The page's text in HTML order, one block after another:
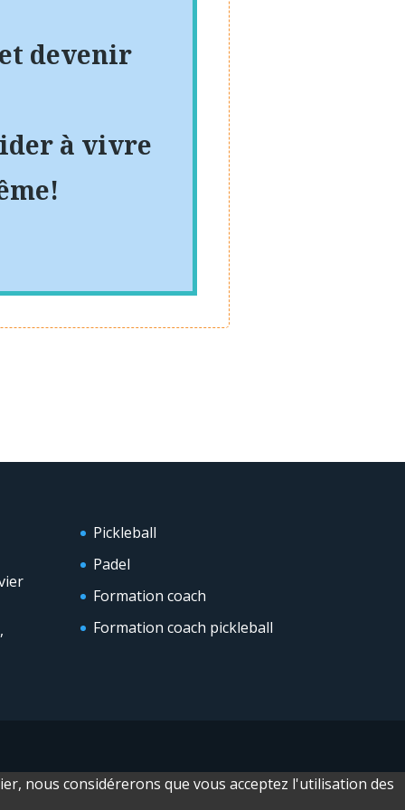
devenir
à vivre
Pickleball
Padel
Formation coach
Formation coach pickleball
nous considérerons que vous acceptez l'utilisation des